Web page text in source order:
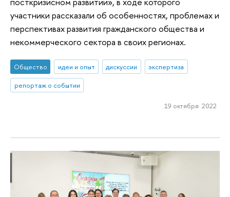
участники рассказали об особенностях, проблемах и
перспективах развития гражданского общества и
некоммерческого сектора в своих регионах.
Общество идеи и опыт дискуссии
экспертиза
репортаж о событии
19 октября 2022